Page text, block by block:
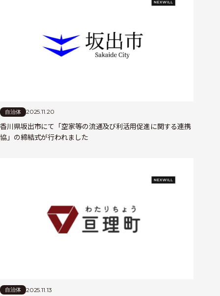
自治体 2025.11.20
香川県坂出市にて「空家等の流通及び利活用促進に関する連携
協」の締結式が行われました
自治体 2025.11.13